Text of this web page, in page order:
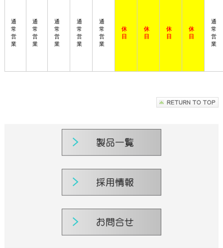
通
常
営
業
通
常
営
業
通
常
営
業
通
常
営
業
通
常
営
業
休
日
休
日
休
日
休
日
通
常
営
業